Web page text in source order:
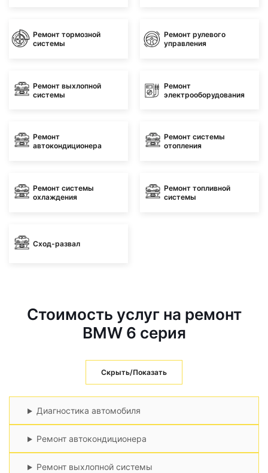
Ремонт тормозной
системы
Ремонт рулевого
управления
Ремонт выхлопной
системы
Ремонт
электрооборудования
Ремонт
автокондиционера
Ремонт системы
отопления
Ремонт системы
охлаждения
Ремонт топливной
системы
Сход-развал
Стоимость услуг на ремонт
BMW 6 серия
Скрыть/Показать
Диагностика автомобиля
Ремонт автокондиционера
Ремонт выхлопной системы